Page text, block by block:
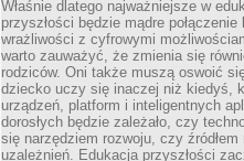
Właśnie dlatego najważniejsze w
przyszłości będzie mądre połączenie
wrażliwości z cyfrowymi
warto zauważyć, że zmienia się
rodziców. Oni także muszą oswoić
dziecko uczy się inaczej niż kiedyś,
urządzeń, platform i inteligentnych
dorosłych będzie zależało, czy
się narzędziem rozwoju, czy źródłem
uzależnień. Edukacja przyszłości